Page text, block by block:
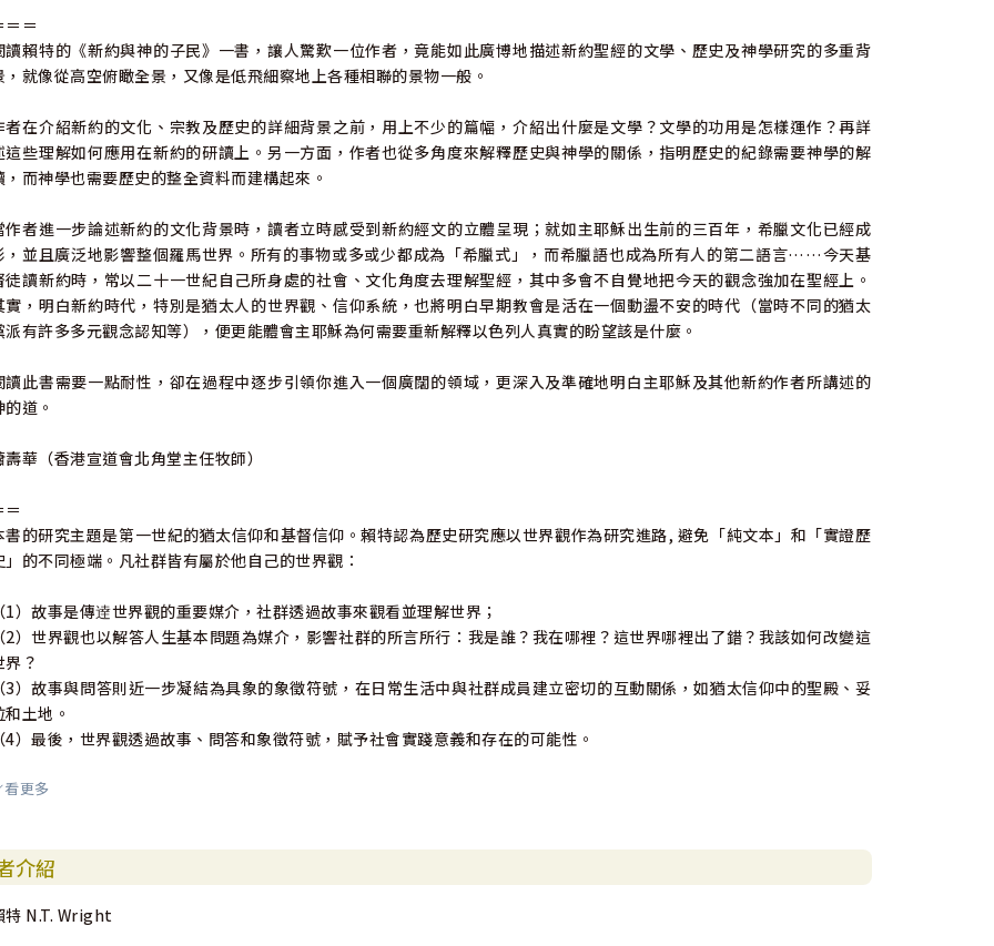
＝＝
讀賴特的《新約與神的子民》一書，讓人驚歎一位作者，竟能如此廣博地描述新約聖經的文學、歷史及神學研究的多重背
，就像從高空俯瞰全景，又像是低飛細察地上各種相聯的景物一般。
者在介紹新約的文化、宗教及歷史的詳細背景之前，用上不少的篇幅，介紹出什麼是文學？文學的功用是怎樣運作？再詳
這些理解如何應用在新約的研讀上。另一方面，作者也從多角度來解釋歷史與神學的關係，指明歷史的紀錄需要神學的解
，而神學也需要歷史的整全資料而建構起來。
作者進一步論述新約的文化背景時，讀者立時感受到新約經文的立體呈現；就如主耶穌出生前的三百年，希臘文化已經成
，並且廣泛地影響整個羅馬世界。所有的事物或多或少都成為「希臘式」，而希臘語也成為所有人的第二語言……今天基
徒讀新約時，常以二十一世紀自己所身處的社會、文化角度去理解聖經，其中多會不自覺地把今天的觀念強加在聖經上。
實，明白新約時代，特別是猶太人的世界觀、信仰系統，也將明白早期教會是活在一個動盪不安的時代（當時不同的猶太
派有許多多元觀念認知等），便更能體會主耶穌為何需要重新解釋以色列人真實的盼望該是什麼。
讀此書需要一點耐性，卻在過程中逐步引領你進入一個廣闊的領域，更深入及準確地明白主耶穌及其他新約作者所講述的
的道。
壽華（香港宣道會北角堂主任牧師）
＝
書的研究主題是第一世紀的猶太信仰和基督信仰。賴特認為歷史研究應以世界觀作為研究進路, 避免「純文本」和「實證歷
」的不同極端。凡社群皆有屬於他自己的世界觀：
1）故事是傳逹世界觀的重要媒介，社群透過故事來觀看並理解世界；
2）世界觀也以解答人生基本問題為媒介，影響社群的所言所行：我是誰？我在哪裡？這世界哪裡出了錯？我該如何改變這
界？
3）故事與問答則近一步凝結為具象的象徵符號，在日常生活中與社群成員建立密切的互動關係，如猶太信仰中的聖殿、妥
和土地。
4）最後，世界觀透過故事、問答和象徵符號，賦予社會實踐意義和存在的可能性。
言之，世界觀是故事、問答、象徵符號和社會實踐的總合。它是社群賴以生存的基礎。在這根基上，社群建構自身的信念
鍵的背景知識。相信本書將有助讀者更深認識神的話。
謝樂知（聖光神學院新約助理教授）
看更多
介紹
特 N.T. Wright